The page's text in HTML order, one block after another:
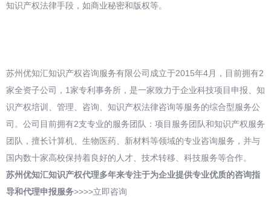
知识产权法律手段，如商业秘密和版权等。
苏州优知汇知识产权咨询服务有限公司成立于2015年4月，目前拥有2
家全资子公司，1家专利事务所，是一家致力于企业科技项目申报、知
识产权培训、管理、咨询、知识产权法律咨询等服务的综合型服务公
司。公司目前拥有2支专业的服务团队：项目服务团队和知识产权服务
团队，擅长计算机、生物医药、新材料等领域的专业咨询服务，并与
国内数十家高校保持着良好的人才、技术转移、科技服务等合作。
苏州优知汇知识产权代理多年来专注于为企业提供专业优质的咨询指
导和代理申报 服务>>>>立即咨询